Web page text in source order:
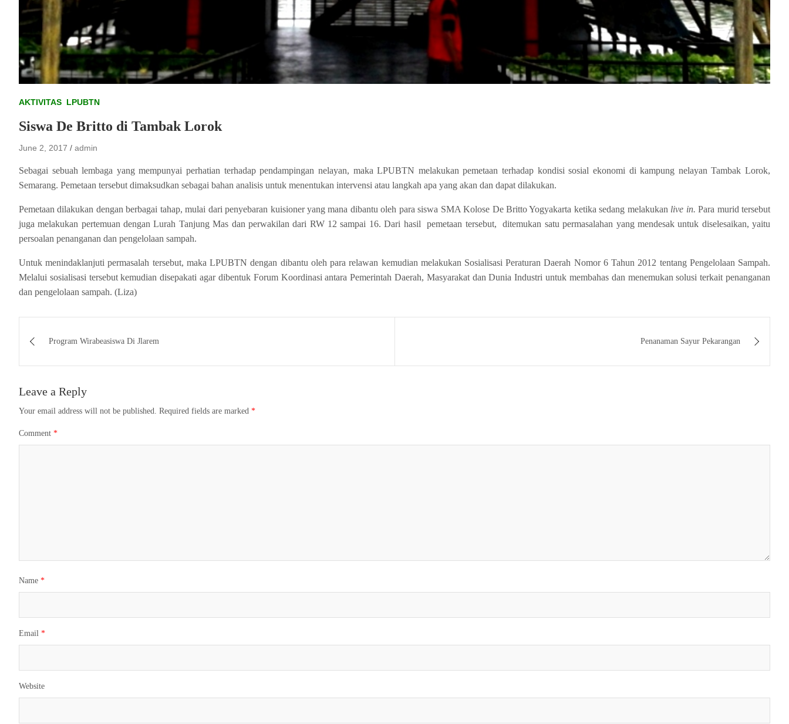
AKTIVITAS LPUBTN
Siswa De Britto di Tambak Lorok
June 2, 2017 admin
Sebagai sebuah lembaga yang mempunyai perhatian terhadap pendampingan nelayan, maka LPUBTN melakukan pemetaan terhadap kondisi sosial ekonomi di kampung nelayan Tambak Lorok,
Semarang. Pemetaan tersebut dimaksudkan sebagai bahan analisis untuk menentukan intervensi atau langkah apa yang akan dan dapat dilakukan.
Pemetaan dilakukan dengan berbagai tahap, mulai dari penyebaran kuisioner yang mana dibantu oleh para siswa SMA Kolose De Britto Yogyakarta ketika sedang melakukan live in.Para murid tersebut
juga melakukan pertemuan dengan Lurah Tanjung Mas dan perwakilan dari RW 12 sampai 16. Dari hasil pemetaan tersebut, ditemukan satu permasalahan yang mendesak untuk diselesaikan, yaitu
persoalan penanganan dan pengelolaan sampah.
Untuk menindaklanjuti permasalah tersebut, maka LPUBTN dengan dibantu oleh para relawan kemudian melakukan Sosialisasi Peraturan Daerah Nomor 6 Tahun 2012 tentang Pengelolaan Sampah.
Melalui sosialisasi tersebut kemudian disepakati agar dibentuk Forum Koordinasi antara Pemerintah Daerah, Masyarakat dan Dunia Industri untuk membahas dan menemukan solusi terkait penanganan
dan pengelolaan sampah. (Liza)
navigation
Program Wirabeasiswa Di Jlarem Penanaman Sayur Pekarangan
Leave a Reply
Your email address will not be published. Required fields are marked *
Comment *
Name *
Email *
Website